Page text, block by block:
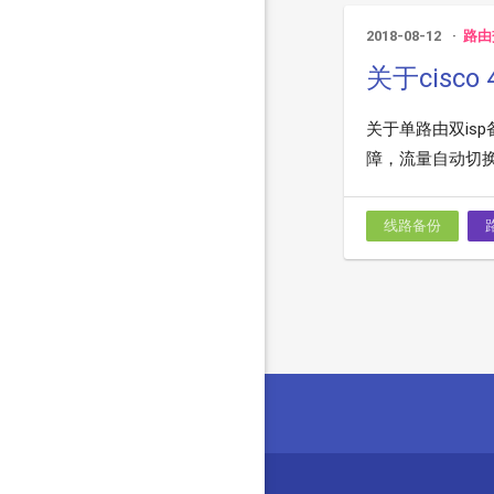
2018-08-12 路
关于cisco
关于单路由双isp
障，流量自动切
线路备份